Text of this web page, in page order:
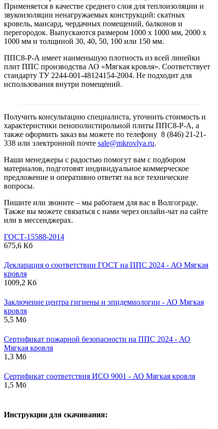
Применяется в качестве среднего слоя для теплоизоляции и
звукоизоляции ненагружаемых конструкций: скатных
кровель, мансард, чердачных помещений, балконов и
перегородок. Выпускаются размером 1000 х 1000 мм, 2000 х
1000 мм и толщиной 30, 40, 50, 100 или 150 мм.
ППС8-Р-А имеет наименьшую плотность из всей линейки
плит ППС производства АО «Мягкая кровля». Соответствует
стандарту ТУ 2244-001-48124154-2004. Не подходит для
использования внутри помещений.
Получить консультацию специалиста, уточнить стоимость и
характеристики пенополистирольной плиты ППС8-Р-А, а
также оформить заказ вы можете по телефону 8 (846) 21-21-
338 или электронной почте sale@mkrovlya.ru.
Наши менеджеры с радостью помогут вам с подбором
материалов, подготовят индивидуальное коммерческое
предложение и оперативно ответят на все технические
вопросы.
Пишите или звоните – мы работаем для вас в Волгограде.
Также вы можете связаться с нами через онлайн-чат на сайте
или в мессенджерах.
ГОСТ-15588-2014
675,6 Кб
Декларация о соответствии ГОСТ на ППС 2024 - АО Мягкая
кровля
1009,2 Кб
Заключение центра гигиены и эпидемиологии - АО Мягкая
кровля
5,5 Мб
Сертификат пожарной безопасности на ППС 2024 - АО
Мягкая кровля
1,3 Мб
Сертификат соответствия ИСО 9001 - АО Мягкая кровля
1,5 Мб
Инструкции для скачивания: